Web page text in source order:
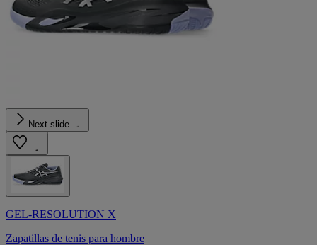
Next slide
GEL-RESOLUTION X
Zapatillas de tenis para hombre